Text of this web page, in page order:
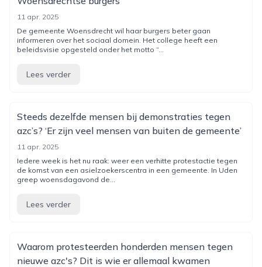
11 apr. 2025
De gemeente Woensdrecht wil haar burgers beter gaan
informeren over het sociaal domein. Het college heeft een
beleidsvisie opgesteld onder het motto “...
Lees verder
Steeds dezelfde mensen bij demonstraties tegen
azc’s? ‘Er zijn veel mensen van buiten de gemeente’
11 apr. 2025
Iedere week is het nu raak: weer een verhitte protestactie tegen
de komst van een asielzoekerscentra in een gemeente. In Uden
greep woensdagavond de...
Lees verder
Waarom protesteerden honderden mensen tegen
nieuwe azc's? Dit is wie er allemaal kwamen